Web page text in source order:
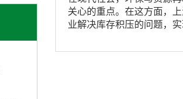
关心的重点。在这方面，
业解决库存积压的问题，实